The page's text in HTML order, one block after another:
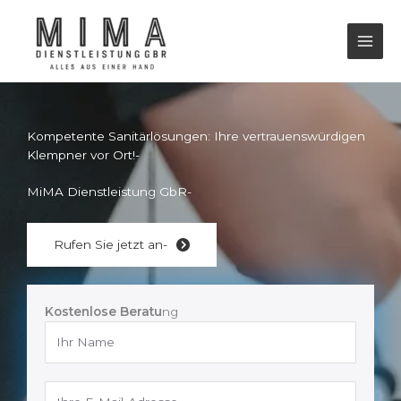
content
Kompetente Sanitärlösungen: Ihre vertrauenswürdigen
Klempner vor Ort!-
MiMA Dienstleistung GbR-
Rufen Sie jetzt an-
Kostenlose Beratung